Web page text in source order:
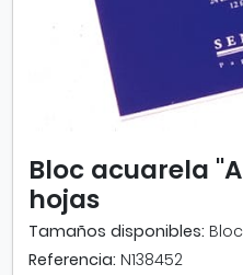
Bloc acuarela
hojas
Tamaños disponibles:
Referencia: N138452